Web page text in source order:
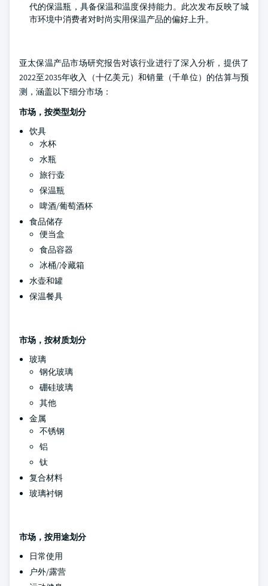
代的保温瓶，具备保温和温度保持能力。此次发布反映了城
市环境中消费者对时尚实用保温产品的偏好上升。
亚太保温产品市场研究报告对该行业进行了深入分析，提供了
2022至2035年收入（十亿美元）和销量（千单位）的估算与预
测，涵盖以下细分市场：
市场，按类型划分
饮具
水杯
水瓶
旅行壶
保温瓶
啤酒/葡萄酒杯
食品储存
便当盒
食品容器
冰桶/冷藏箱
水壶和罐
保温餐具
市场，按材质划分
玻璃
钢化玻璃
硼硅玻璃
其他
金属
不锈钢
铝
钛
复合材料
玻璃衬钢
市场，按用途划分
日常使用
户外/露营